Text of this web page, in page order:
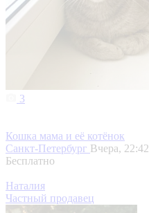
3
Кошка мама и её котёнок
Санкт-Петербург Вчера, 22:42
Бесплатно
Наталия
Частный продавец